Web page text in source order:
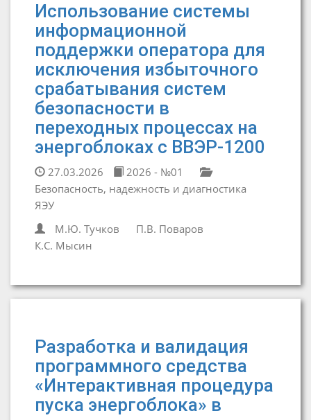
Использование системы
информационной
поддержки оператора для
исключения избыточного
срабатывания систем
безопасности в
переходных процессах на
энергоблоках с ВВЭР-1200
27.03.2026
2026 - №01
Безопасность, надежность и диагностика
ЯЭУ
М.Ю. Тучков
П.В. Поваров
К.С. Мысин
Разработка и валидация
программного средства
«Интерактивная процедура
пуска энергоблока» в